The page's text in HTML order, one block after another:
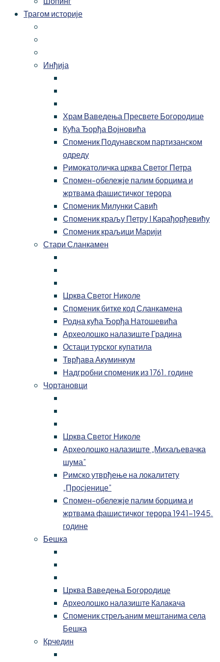
Трагом историје
Инђија
Храм Ваведења Пресвете Богородице
Кућа Ђорђа Војновића
Споменик Подунавском партизанском
одреду
Римокатоличка црква Светог Петра
Спомен-обележје палим борцима и
жртвама фашистичког терора
Споменик Милунки Савић
Споменик краљу Петру I Карађорђевићу
Споменик краљици Марији
Стари Сланкамен
Црква Светог Николе
Споменик битке код Сланкамена
Родна кућа Ђорђа Натошевића
Археолошко налазиште Градина
Остаци турског купатила
Тврђава Акуминкум
Надгробни споменик из 1761. године
Чортановци
Црква Светог Николе
Археолошко налазиште „Михаљевачка
шума”
Римско утврђење на локалитету
„Просјенице”
Спомен-обележје палим борцима и
жртвама фашистичког терора 1941-1945.
године
Бешка
Црква Ваведења Богородице
Археолошко налазиште Калакача
Споменик стрељаним мештанима села
Бешка
Крчедин